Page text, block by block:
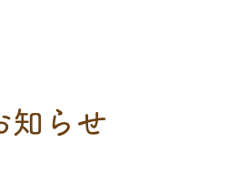
知らせ